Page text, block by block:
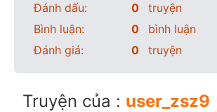
Đánh dấu:
0
truyện
Bình luận:
0
bình luận
Đánh giá:
0 truyện
Truyện của : user_zsz9